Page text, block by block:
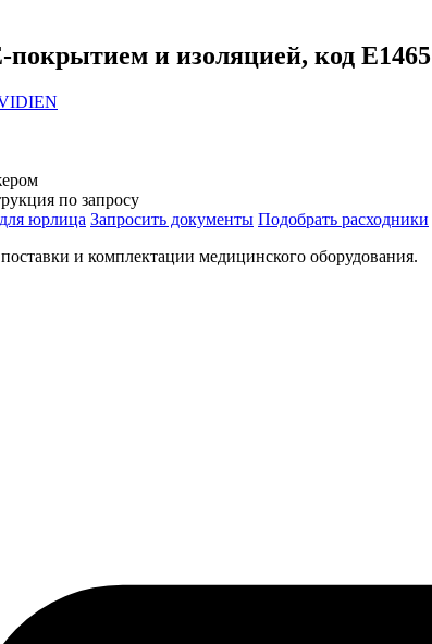
покрытием и изоляцией, код E1465
по запросу
юрлица Запросить документы Подобрать расходники
и комплектации медицинского оборудования.